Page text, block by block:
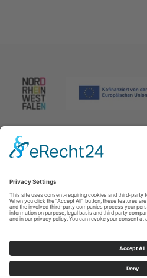
Afdruk|Privacybeleid|Verklaring
contact met
T: +49 (0) 2974 96980 E:
Cookie-